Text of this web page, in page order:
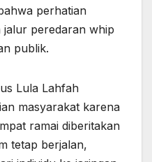
perhatian
jalur peredaran whip
publik.
Lula Lahfah
masyarakat karena
ramai diberitakan
tetap berjalan,